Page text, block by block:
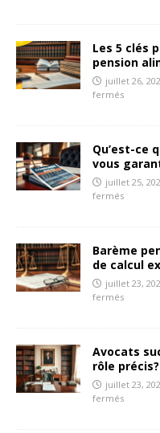
Les 5 clés
pension
juillet 26,
fermés
Qu’est-ce
vous
juillet 25,
fermés
Barème
de calcul
juillet 23,
fermés
Avocats
rôle précis?
juillet 23,
fermés